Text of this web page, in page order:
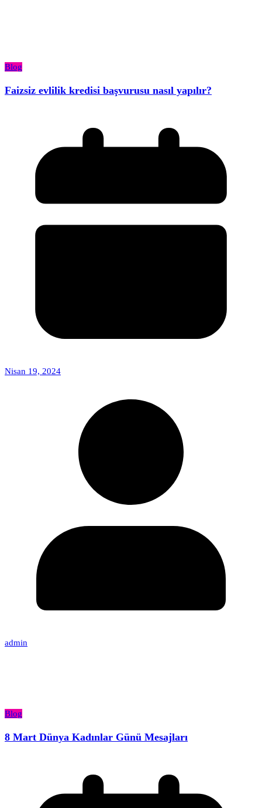
Blog
Faizsiz evlilik kredisi başvurusu nasıl yapılır?
Nisan 19, 2024
admin
Blog
8 Mart Dünya Kadınlar Günü Mesajları